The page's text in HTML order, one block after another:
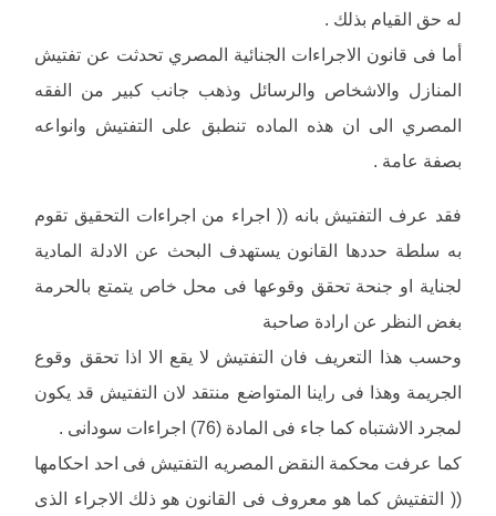
له حق القيام بذلك .
أما فى قانون الاجراءات الجنائية المصري تحدثت عن تفتيش
المنازل والاشخاص والرسائل وذهب جانب كبير من الفقه
المصري الى ان هذه الماده تنطبق على التفتيش وانواعه
بصفة عامة .
فقد عرف التفتيش بانه (( اجراء من اجراءات التحقيق تقوم
به سلطة حددها القانون يستهدف البحث عن الادلة المادية
لجناية او جنحة تحقق وقوعها فى محل خاص يتمتع بالحرمة
بغض النظر عن ارادة صاحبة
وحسب هذا التعريف فان التفتيش لا يقع الا اذا تحقق وقوع
الجريمة وهذا فى راينا المتواضع منتقد لان التفتيش قد يكون
لمجرد الاشتباه كما جاء فى المادة (76) اجراءات سودانى .
كما عرفت محكمة النقض المصريه التفتيش فى احد احكامها
(( التفتيش كما هو معروف فى القانون هو ذلك الاجراء الذى